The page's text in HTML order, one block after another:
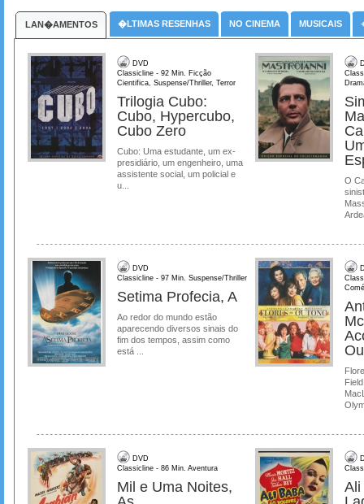
LAN�AMENTOS �LTIMAS RESENHAS NO CINEMA MUSICAIS
DVD
Classicline - 92 Min. Ficção
Cientifica, Suspense/Thriller, Terror
Trilogia Cubo:
Cubo, Hypercubo,
Cubo Zero
Cubo: Uma estudante, um ex-
presidiário, um engenheiro, uma
assistente social, um policial e
u...
O
DVD
Classicline - 97 Min. Suspense/Thriller
Setima Profecia, A
Ao redor do mundo estão
aparecendo diversos sinais do
fim dos tempos, assim como
está ...
DVD
Classicline - 86 Min. Aventura
Mil e Uma Noites,
Ali